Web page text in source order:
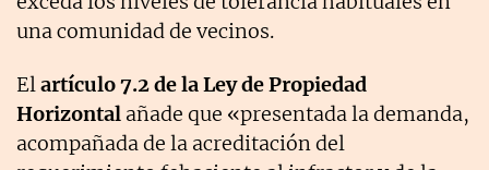
una comunidad de vecinos.
Elartículo 7.2 de la Ley de Propiedad
Horizontal añade que «presentada la demanda,
acompañada de la acreditación del